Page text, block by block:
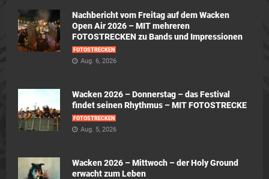
Nachbericht vom Freitag auf dem Wacken
Open Air 2026 – MIT mehreren
FOTOSTRECKEN zu Bands und Impressionen
FOTOSTRECKEN
Aug. 6, 2026
Wacken 2026 – Donnerstag – das Festival
findet seinen Rhythmus – MIT FOTOSTRECKE
FOTOSTRECKEN
Aug. 5, 2026
Wacken 2026 – Mittwoch – der Holy Ground
erwacht zum Leben